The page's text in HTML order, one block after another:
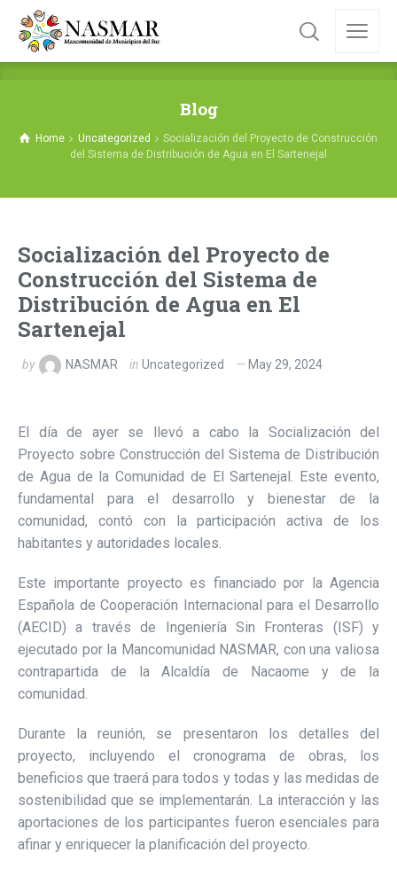
Blog
Home Uncategorized
Socialización del Proyecto de Construcción
del Sistema de Distribución de Agua en El Sartenejal
Socialización del Proyecto de
Construcción del Sistema de
Distribución de Agua en El
Sartenejal
by NASMAR in Uncategorized May 29, 2024
El día de ayer se llevó a cabo la Socialización del
Proyecto sobre Construcción del Sistema de Distribución
de Agua de la Comunidad de El Sartenejal. Este evento,
fundamental para el desarrollo y bienestar de la
comunidad, contó con la participación activa de los
habitantes y autoridades locales.
Este importante proyecto es financiado por la Agencia
Española de Cooperación Internacional para el Desarrollo
(AECID) a través de Ingeniería Sin Fronteras (ISF) y
ejecutado por la Mancomunidad NASMAR, con una valiosa
contrapartida de la Alcaldía de Nacaome y de la
comunidad.
Durante la reunión, se presentaron los detalles del
proyecto, incluyendo el cronograma de obras, los
beneficios que traerá para todos y todas y las medidas de
sostenibilidad que se implementarán. La interacción y las
aportaciones de los participantes fueron esenciales para
afinar y enriquecer la planificación del proyecto.